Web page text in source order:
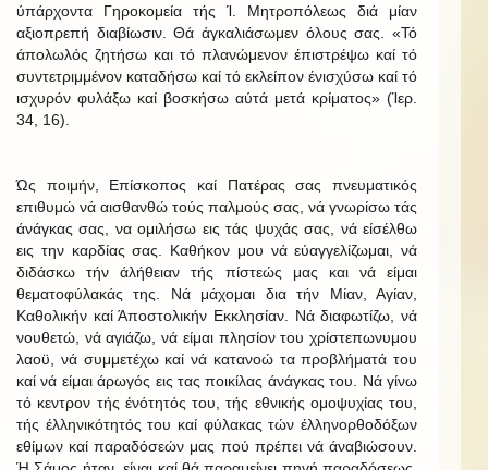
ύπάρχοντα Γηροκομεία τής Ί. Μητροπόλεως διά μίαν
αξιοπρεπή διαβίωσιν. Θά άγκαλιάσωμεν όλους σας. «Τό
άπολωλός ζητήσω και τό πλανώμενον έπιστρέψω καί τό
συντετριμμένον καταδήσω καί τό εκλείπον ένισχύσω καί τό
ισχυρόν φυλάξω καί βοσκήσω αύτά μετά κρίματος» (Ίερ.
34, 16).
Ώς ποιμήν, Επίσκοπος καί Πατέρας σας πνευματικός
επιθυμώ νά αισθανθώ τούς παλμούς σας, νά γνωρίσω τάς
άνάγκας σας, να ομιλήσω εις τάς ψυχάς σας, νά είσέλθω
εις την καρδίας σας. Καθήκον μου νά εύαγγελίζωμαι, νά
διδάσκω τήν άλήθειαν τής πίστεώς μας και νά είμαι
θεματοφύλακάς της. Νά μάχομαι δια τήν Μίαν, Αγίαν,
Καθολικήν καί Άποστολικήν Εκκλησίαν. Νά διαφωτίζω, νά
νουθετώ, νά αγιάζω, νά είμαι πλησίον του χρίστεπωνυμου
λαοϋ, νά συμμετέχω καί νά κατανοώ τα προβλήματά του
καί νά είμαι άρωγός εις τας ποικίλας άνάγκας του. Νά γίνω
τό κεντρον τής ένότητός του, τής εθνικής ομοψυχίας του,
τής έλληνικότητός του καί φύλακας τών έλληνορθοδόξων
εθίμων καί παραδόσεών μας πού πρέπει νά άναβιώσουν.